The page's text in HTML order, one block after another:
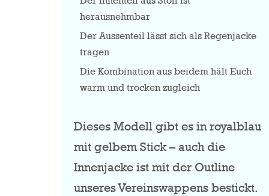
herausnehmbar
Der Aussenteil lässt sich als Regenjacke
tragen
Die Kombination aus beidem hält Euch
warm und trocken zugleich
Dieses Modell gibt es in royalblau
mit gelbem Stick – auch die
Innenjacke ist mit der Outline
unseres Vereinswappens bestickt.